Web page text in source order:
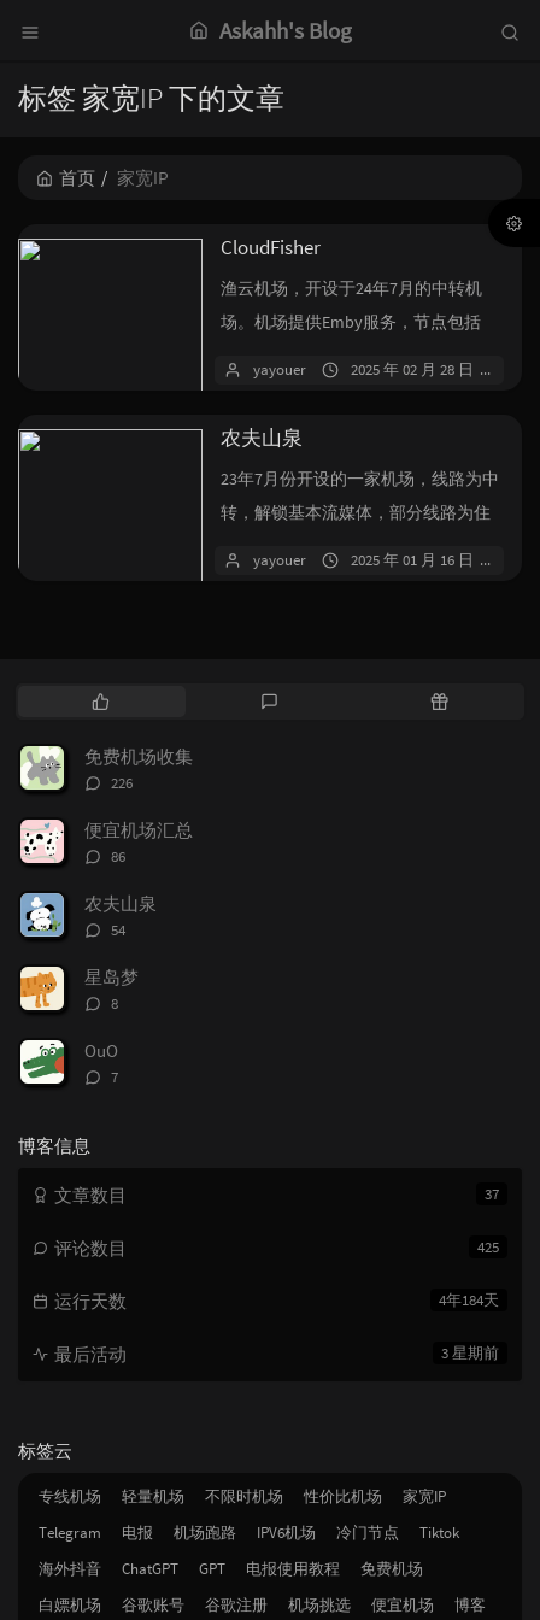
Askahh's Blog
标签 家宽IP 下的文章
首页 家宽IP
CloudFisher
渔云机场，开设于24年7月的中转机
场。机场提供Emby服务，节点包括
yayouer 2025 年 02 月 28 日
农夫山泉
23年7月份开设的一家机场，线路为中
转，解锁基本流媒体，部分线路为住
yayouer 2025 年 01 月 16 日
热
文
章
随
免费机场收集
评
数：
226
便宜机场汇总
评
数：
86
农夫山泉
评
数：
54
星岛梦
评
数：
8
OuO
评
7
博客信息
37
文章数目
425
评论数目
4年184天
运行天数
3 星期前
最后活动
标签云
专线机场 轻量机场 不限时机场 性价比机场
家宽IP
Telegram
电报 机场跑路 IPV6机场 冷门节点
Tiktok
海外抖音
ChatGPT GPT 电报使用教程
免费机场
白嫖机场
谷歌账号 谷歌注册 机场挑选 便宜机场 博客